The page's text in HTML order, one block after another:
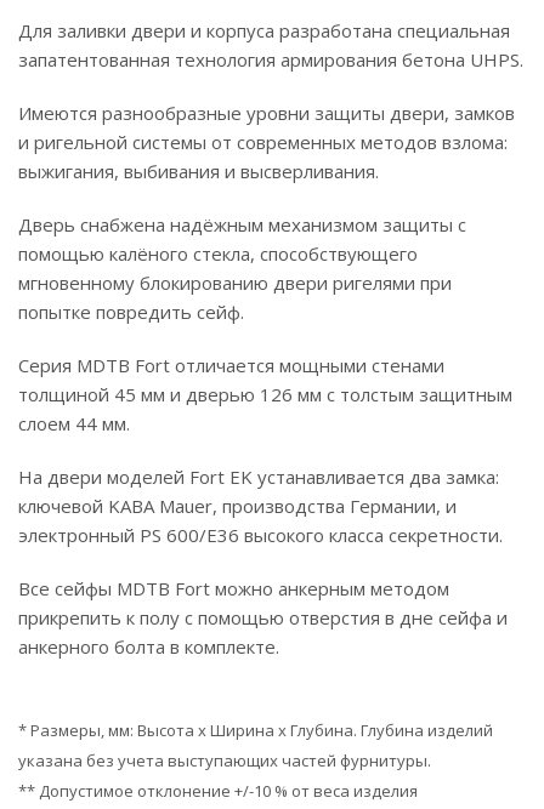
Для заливки двери и корпуса разработана специальная
запатентованная технология армирования бетона UHPS.
Имеются разнообразные уровни защиты двери, замков
и ригельной системы от современных методов взлома:
выжигания, выбивания и высверливания.
Дверь снабжена надёжным механизмом защиты с
помощью калёного стекла, способствующего
мгновенному блокированию двери ригелями при
попытке повредить сейф.
Серия MDTB Fort отличается мощными стенами
толщиной 45 мм и дверью 126 мм с толстым защитным
слоем 44 мм.
На двери моделей Fort EK устанавливается два замка:
ключевой KABA Mauer, производства Германии, и
электронный PS 600/E36 высокого класса секретности.
Все сейфы MDTB Fort можно анкерным методом
прикрепить к полу с помощью отверстия в дне сейфа и
анкерного болта в комплекте.
* Размеры, мм: Высота x Ширина x Глубина. Глубина изделий
указана без учета выступающих частей фурнитуры.
** Допустимое отклонение +/-10 % от веса изделия